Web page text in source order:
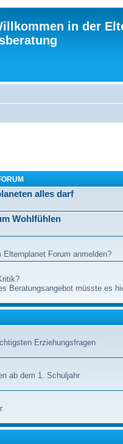
in der
alles darf
Wohlfühlen
Forum anmelden?
Beratungsangebot müsste es
Erziehungsfragen
ab dem 1. Schuljahr